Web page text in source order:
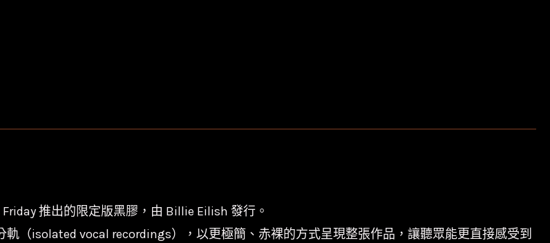
推出的限定版黑膠，由 Billie Eilish 發行。
（isolated vocal recordings），以更極簡、赤裸的方式呈現整張作品，讓聽眾能更直接感受到